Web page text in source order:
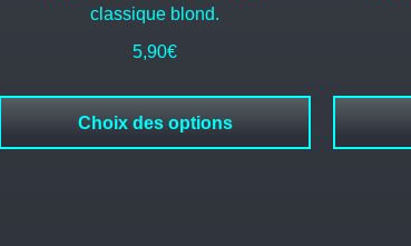
classique blond.
5,90€
Choix des options